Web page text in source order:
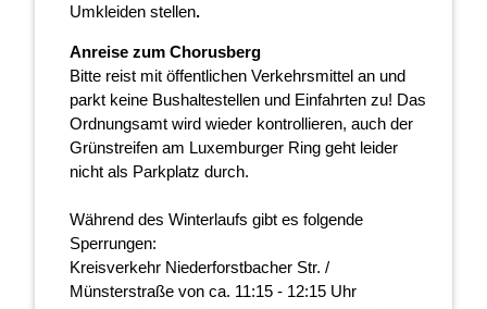
Umkleiden stellen.
Anreise zum Chorusberg
Bitte reist mit öffentlichen Verkehrsmittel an und
parkt keine Bushaltestellen und Einfahrten zu! Das
Ordnungsamt wird wieder kontrollieren, auch der
Grünstreifen am Luxemburger Ring geht leider
nicht als Parkplatz durch.
Während des Winterlaufs gibt es folgende
Sperrungen:
Kreisverkehr Niederforstbacher Str. /
Münsterstraße von ca. 11:15 - 12:15 Uhr